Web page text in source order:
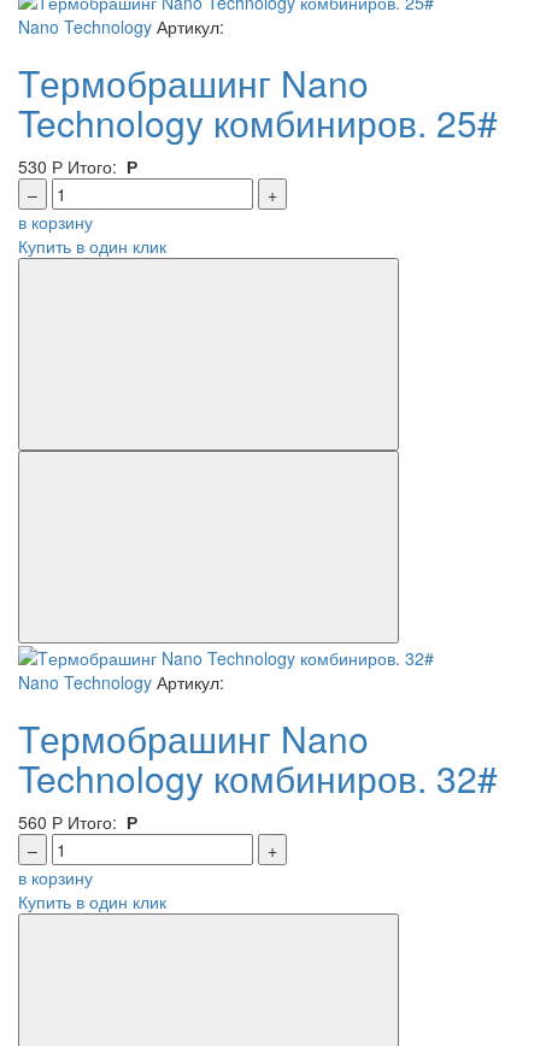
Nano Technology Артикул:
Tермобрашинг Nano
Technology комбиниров. 25#
530 Р Итого: Р
–
+
в корзину
Купить в один клик
Nano Technology Артикул:
Tермобрашинг Nano
Technology комбиниров. 32#
560 Р Итого: Р
–
+
в корзину
Купить в один клик